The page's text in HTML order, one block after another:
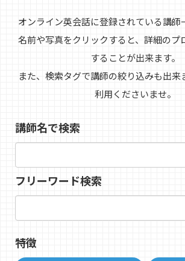
オンライン英会話に登録されている講師
名前や写真をクリックすると、詳細のプ
することが出来ます。
また、検索タグで講師の絞り込みも出来
利用くださいませ。
講師名で検索
フリーワード検索
特徴